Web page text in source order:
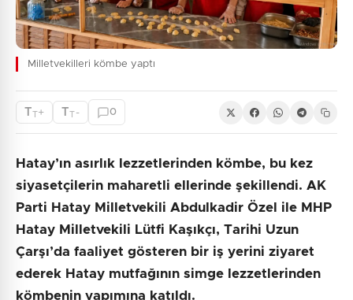
Milletvekilleri kömbe yaptı
T + T - 0
Hatay’ın asırlık lezzetlerinden kömbe, bu kez
siyasetçilerin maharetli ellerinde şekillendi. AK
Parti Hatay Milletvekili Abdulkadir Özel ile MHP
Hatay Milletvekili Lütfi Kaşıkçı, Tarihi Uzun
Çarşı’da faaliyet gösteren bir iş yerini ziyaret
ederek Hatay mutfağının simge lezzetlerinden
kömbenin yapımına katıldı.